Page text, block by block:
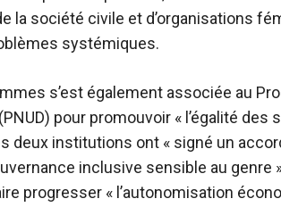
la société civile et d’organisations
systémiques.
s’est également associée au
pour promouvoir « l’égalité
deux institutions ont « signé un
inclusive sensible au genre
progresser « l’autonomisation